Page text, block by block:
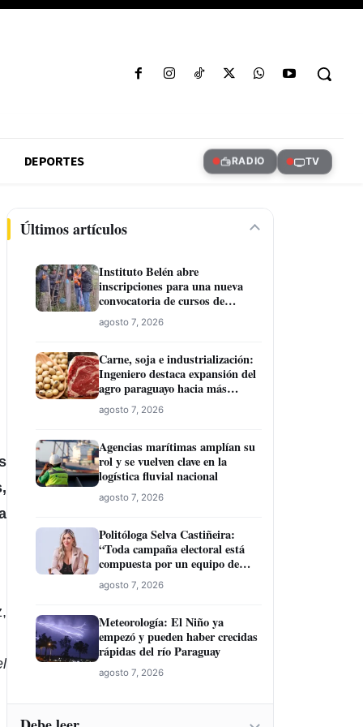
DEPORTES RADIO TV
Últimos artículos
Instituto Belén abre
inscripciones para una nueva
convocatoria de cursos de
formación laboral en Concepción
agosto 7, 2026
Carne, soja e industrialización:
Ingeniero destaca expansión del
agro paraguayo hacia más
mercados
agosto 7, 2026
Agencias marítimas amplían su
rol y se vuelven clave en la
logística fluvial nacional
agosto 7, 2026
Politóloga Selva Castiñeira:
“Toda campaña electoral está
compuesta por un equipo de
profesionales”
agosto 7, 2026
Meteorología: El Niño ya
empezó y pueden haber crecidas
rápidas del río Paraguay
agosto 7, 2026